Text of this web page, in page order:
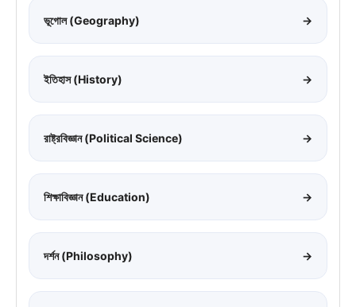
ভূগোল (Geography) →
ইতিহাস (History) →
রাষ্ট্রবিজ্ঞান (Political Science) →
শিক্ষাবিজ্ঞান (Education) →
দর্শন (Philosophy) →